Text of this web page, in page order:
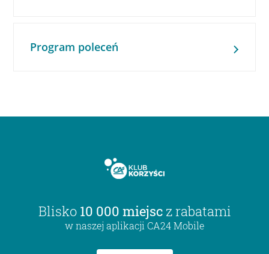
Program poleceń
Blisko 10 000 miejsc z rabatami
w naszej aplikacji CA24 Mobile